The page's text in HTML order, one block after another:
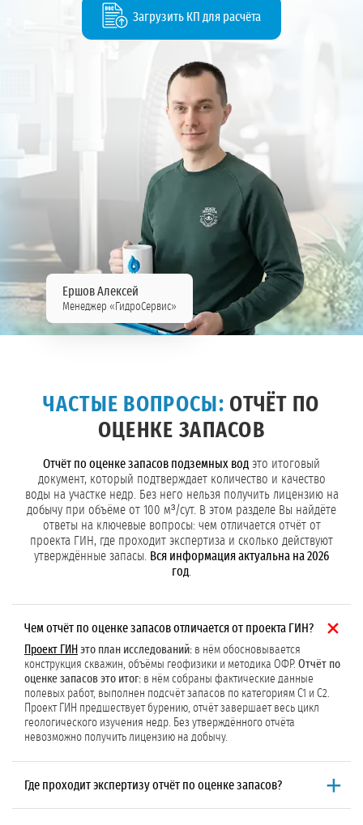
Загрузить КП для расчёта
Ершов Алексей
Менеджер «ГидроСервис»
ЧАСТЫЕ ВОПРОСЫ: ОТЧЁТ ПО
ОЦЕНКЕ ЗАПАСОВ
Отчёт по оценке запасов подземных вод это итоговый
документ, который подтверждает количество и качество
воды на участке недр. Без него нельзя получить лицензию на
добычу при объёме от 100 м³/сут. В этом разделе Вы найдёте
ответы на ключевые вопросы: чем отличается отчёт от
проекта ГИН, где проходит экспертиза и сколько действуют
утверждённые запасы. Вся информация актуальна на 2026
год
Чем отчёт по оценке запасов отличается от проекта ГИН?
Проект ГИН это план исследований: в нём обосновывается
конструкция скважин, объёмы геофизики и методика ОФР. Отчёт по
оценке запасов это итог: в нём собраны фактические данные
полевых работ, выполнен подсчёт запасов по категориям С1 и С2.
Проект ГИН предшествует бурению, отчёт завершает весь цикл
геологического изучения недр. Без утверждённого отчёта
невозможно получить лицензию на добычу.
Где проходит экспертизу отчёт по оценке запасов?
До 500 м³/сут в ТКЗ субъекта РФ, свыше 500 м³/сут в ГКЗ.